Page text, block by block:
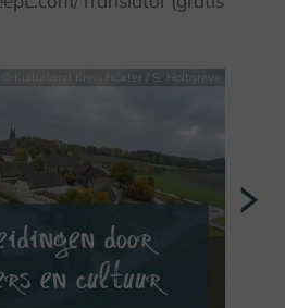
© Kulturland Kreis Höxter / S. Holtgreve
door
en cultuur